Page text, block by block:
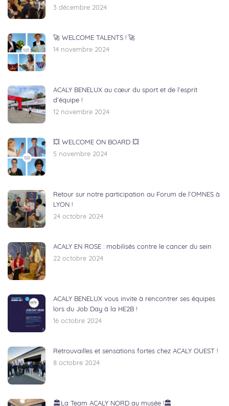
3 décembre 2024
🚀 WELCOME TALENTS ! 🚀
14 novembre 2024
ACALY BENELUX au cœur du sport et de l’esprit
d’équipe !
12 novembre 2024
💥 WELCOME ON BOARD 💥
5 novembre 2024
Retour sur notre participation au Forum de l’OMNES à
LYON !
24 octobre 2024
ACALY EN ROSE : mobilisés contre le cancer du sein
22 octobre 2024
ACALY BENELUX vous invite à rencontrer ses équipes
lors du Job Day à la HE2B !
16 octobre 2024
Retrouvailles et sensations fortes chez ACALY OUEST !
8 octobre 2024
🏛️La Team ACALY NORD au musée !🏛️